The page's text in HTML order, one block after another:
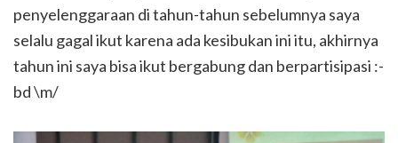
penyelenggaraan di tahun-tahun sebelumnya saya
selalu gagal ikut karena ada kesibukan ini itu, akhirnya
tahun ini saya bisa ikut bergabung dan berpartisipasi :-
bd \m/